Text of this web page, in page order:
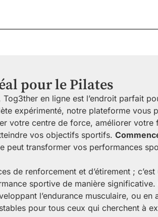
pour le Pilates
en ligne est l’endroit parfait
expérimenté, notre plateforme vous
votre centre de force, améliorer
vos objectifs sportifs.
peut transformer vos performances
de renforcement et d’étirement ;
sportive de manière
l’endurance musculaire, ou en
pour tous ceux qui cherchent à